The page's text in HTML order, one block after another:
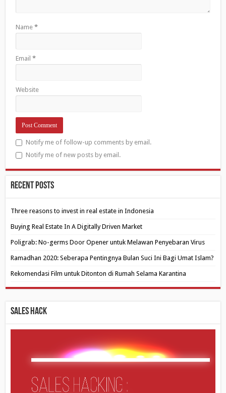
Name*
Email*
Website
Notify me of follow-up comments by email.
Notify me of new posts by email.
Recent Posts
Three reasons to invest in real estate in Indonesia
Buying Real Estate In A Digitally Driven Market
Poligrab: No-germs Door Opener untuk Melawan Penyebaran Virus
Ramadhan 2020: Seberapa Pentingnya Bulan Suci Ini Bagi Umat Islam?
Rekomendasi Film untuk Ditonton di Rumah Selama Karantina
Sales Hack